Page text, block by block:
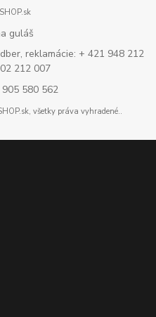
guláš
reklamácie: + 421 948 212
212 007
580 562
všetky práva vyhradené..